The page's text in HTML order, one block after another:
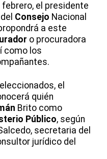
el presidente
Consejo Nacional
a este
o procuradora
como los
el
quién
Brito como
Público, según
secretaria del
jurídico del